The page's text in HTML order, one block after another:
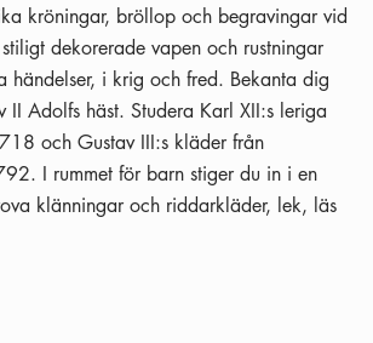
kröningar, bröllop och begravingar vid
dekorerade vapen och rustningar
händelser, i krig och fred. Bekanta dig
II Adolfs häst. Studera Karl XII:s leriga
och Gustav III:s kläder från
I rummet för barn stiger du in i en
klänningar och riddarkläder, lek, läs